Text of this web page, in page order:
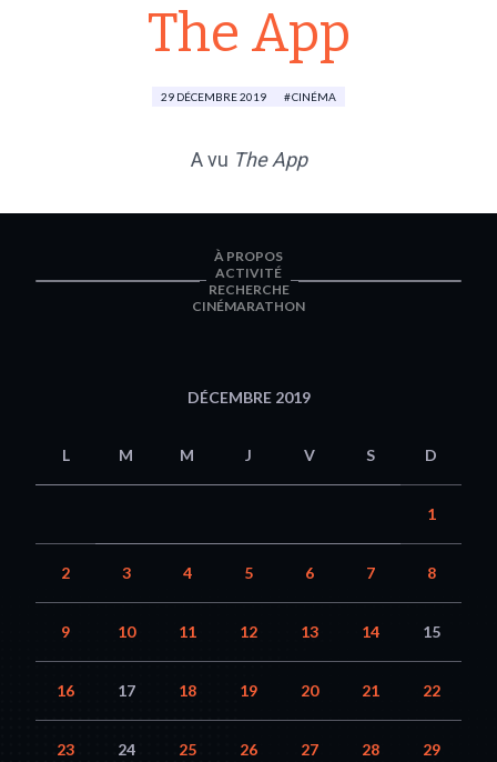
The App
29 DÉCEMBRE 2019 CINÉMA
A vu The App
À PROPOS
ACTIVITÉ
RECHERCHE
CINÉMARATHON
DÉCEMBRE 2019
L M M J V S D
1
2 3 4 5 6 7 8
9 10 11 12 13 14 15
16 17 18 19 20 21 22
23 24 25 26 27 28 29